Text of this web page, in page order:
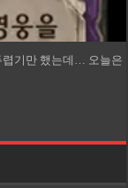
렵기만 했는데… 오늘은